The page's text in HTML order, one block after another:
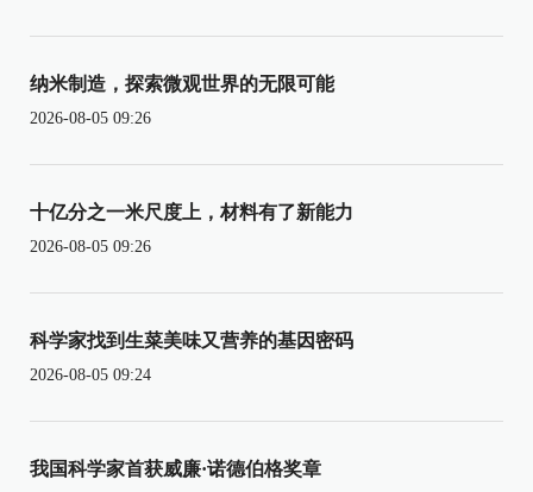
纳米制造，探索微观世界的无限可能
2026-08-05 09:26
十亿分之一米尺度上，材料有了新能力
2026-08-05 09:26
科学家找到生菜美味又营养的基因密码
2026-08-05 09:24
我国科学家首获威廉·诺德伯格奖章